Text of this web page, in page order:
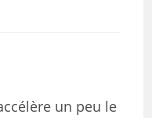
un peu le